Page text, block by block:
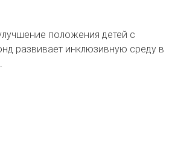
положения детей с
развивает инклюзивную среду в